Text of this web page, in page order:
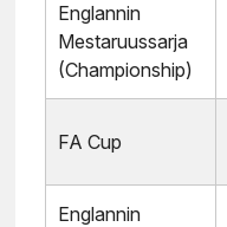
Englannin
Mestaruussarja
(Championship)
FA Cup
Englannin